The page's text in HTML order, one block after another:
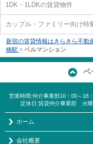
1DK・1LDKの賃貸物件
カップル・ファミリー向け特
新宿の賃貸情報はきらきら不動
橋駅 > ベルマンション
ペ
営業時間:仲介事業部10：00～
定休日:賃貸仲介事業部 火
ホーム
会社概要